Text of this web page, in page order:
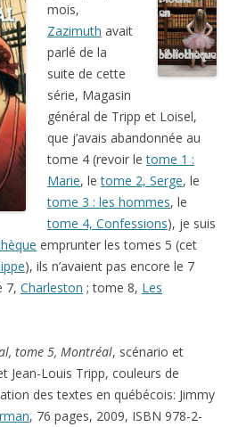
mois,
Zazimuth avait
parlé de la
suite de cette
série, Magasin
général de Tripp et Loisel,
que j’avais abandonnée au
tome 4 (revoir letome 1 :
Marie, letome 2, Serge, le
tome 3 : les hommes, le
tome 4, Confessions), je suis
emprunter les tomes 5 (cet
), ils n’avaient pas encore le 7
7, Charleston ; tome 8, Les
tome 5, Montréal, scénario et
Jean-Louis Tripp, couleurs de
des textes en québécois: Jimmy
, 76 pages, 2009, ISBN 978-2-